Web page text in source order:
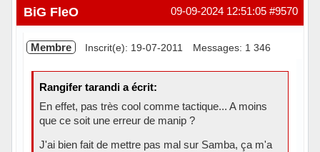
Hors ligne #9570
09-09-2024 12:51:05
BiG FleO
Membre Inscrit(e): 19-07-2011 Messages: 1 346
Rangifer tarandi a écrit:
En effet, pas très cool comme tactique... A moins
que ce soit une erreur de manip ?
J'ai bien fait de mettre pas mal sur Samba, ça m'a